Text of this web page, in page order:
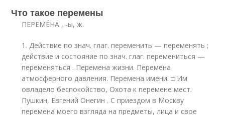
Что такое перемены
ПЕРЕМЕ́НА , -ы, ж.
1. Действие по знач. глаг. переменить — переменять ;
действие и состояние по знач. глаг. перемениться —
переменяться . Перемена жизни. Перемена
атмосферного давления. Перемена имени. □ Им
овладело беспокойство, Охота к перемене мест.
Пушкин, Евгений Онегин . С приездом в Москву
перемена моего взгляда на предметы, лица и свое